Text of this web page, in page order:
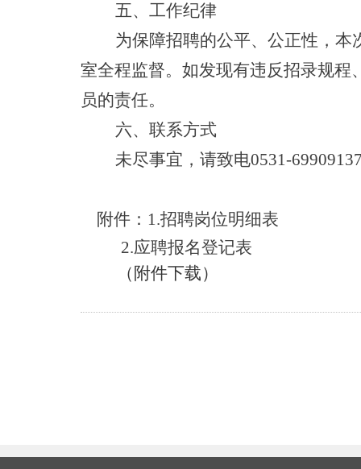
五、工作纪律
为保障招聘的公平、公正性，本
室全程监督。如发现有违反招录规
员的责任。
六、联系方式
未尽事宜，请致电0531-
附件： 1.招聘岗位明细表
2.应聘报名登记表
（附件下载）